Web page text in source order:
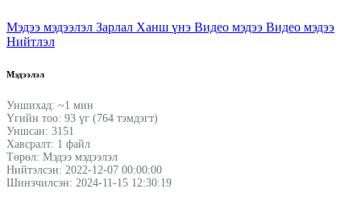
Мэдээ мэдээлэл Зарлал Ханш үнэ Видео мэдээ Видео мэдээ
Нийтлэл
Мэдээлэл
Уншихад: ~1 мин
Үгийн тоо: 93 үг (764 тэмдэгт)
Уншсан: 3151
Хавсралт: 1 файл
Төрөл: Мэдээ мэдээлэл
Нийтэлсэн: 2022-12-07 00:00:00
Шинэчилсэн: 2024-11-15 12:30:19